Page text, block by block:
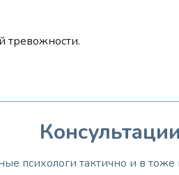
тревожности.
психологи тактично и в